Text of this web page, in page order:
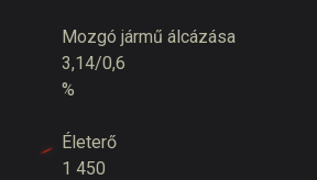
Mozgó jármű álcázása
3,14/0,6
%
Életerő
1 450